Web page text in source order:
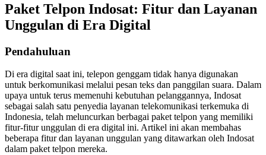
Paket Telpon Indosat: Fitur dan Layanan
Unggulan di Era Digital
Pendahuluan
Di era digital saat ini, telepon genggam tidak hanya digunakan
untuk berkomunikasi melalui pesan teks dan panggilan suara. Dalam
upaya untuk terus memenuhi kebutuhan pelanggannya, Indosat
sebagai salah satu penyedia layanan telekomunikasi terkemuka di
Indonesia, telah meluncurkan berbagai paket telpon yang memiliki
fitur-fitur unggulan di era digital ini. Artikel ini akan membahas
beberapa fitur dan layanan unggulan yang ditawarkan oleh Indosat
dalam paket telpon mereka.